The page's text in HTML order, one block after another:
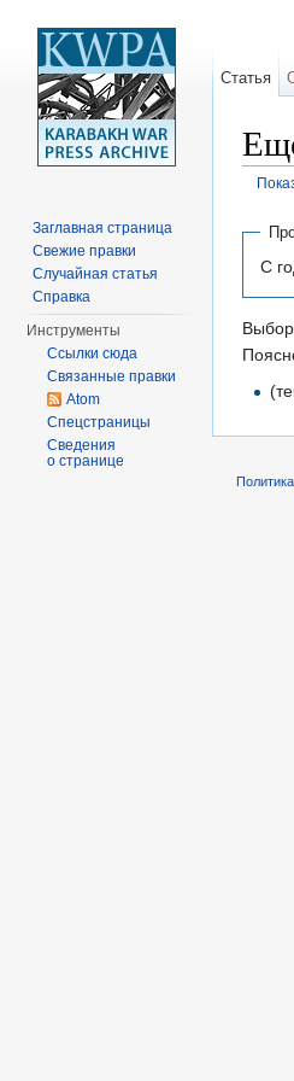
С
Выбор
Статья
Заглавная страница
Свежие правки
Случайная статья
Справка
Инструменты
Ссылки сюда
Связанные правки
Atom
Спецстраницы
Сведения
о странице